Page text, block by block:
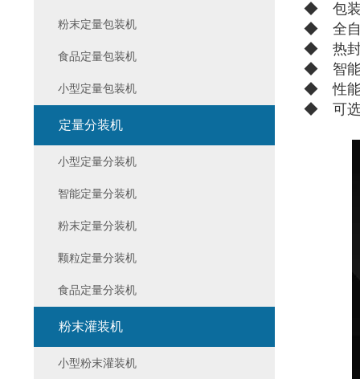
◆ 包装
◆ 全自
◆ 热封
◆ 智能
◆ 性能
◆ 可选
粉末定量包装机
食品定量包装机
小型定量包装机
定量分装机
小型定量分装机
智能定量分装机
粉末定量分装机
颗粒定量分装机
食品定量分装机
粉末灌装机
小型粉末灌装机